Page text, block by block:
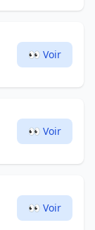
👀 Voir
👀 Voir
👀 Voir